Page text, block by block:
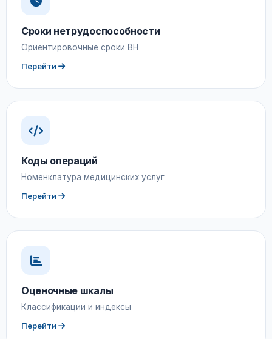
Сроки нетрудоспособности
Ориентировочные сроки ВН
Перейти
Коды операций
Номенклатура медицинских услуг
Перейти
Оценочные шкалы
Классификации и индексы
Перейти